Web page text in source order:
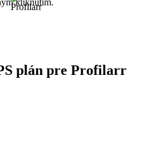
plán pre Profilarr